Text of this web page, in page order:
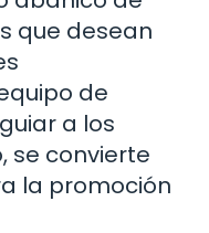
que desean
de
a los
se convierte
la promoción